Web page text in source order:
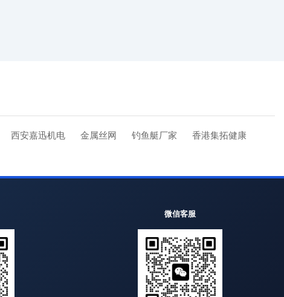
西安嘉迅机电 金属丝网 钓鱼艇厂家 香港集拓健康
微信客服